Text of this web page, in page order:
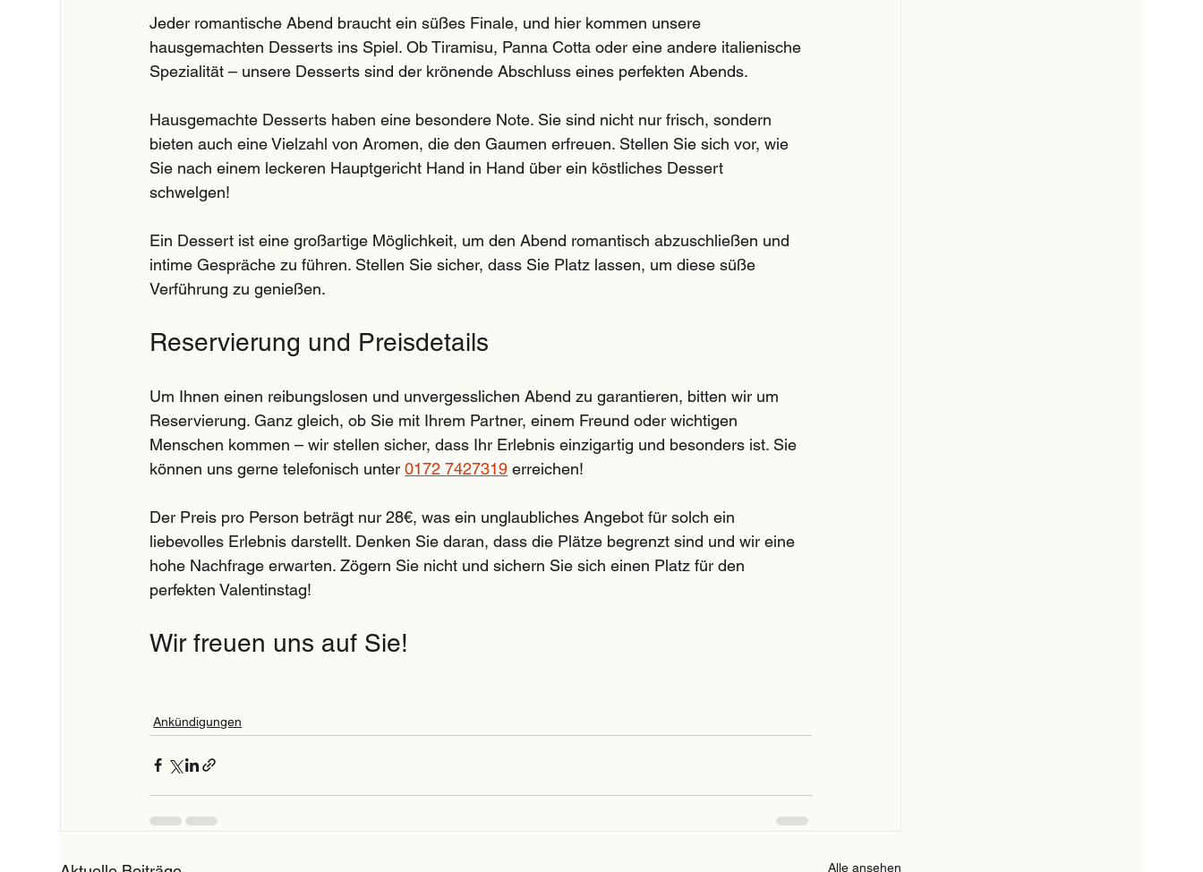
Jeder romantische Abend braucht ein süßes Finale, und hier kommen unsere
hausgemachten Desserts ins Spiel. Ob Tiramisu, Panna Cotta oder eine andere italienische
Spezialität – unsere Desserts sind der krönende Abschluss eines perfekten Abends.
Hausgemachte Desserts haben eine besondere Note. Sie sind nicht nur frisch, sondern
bieten auch eine Vielzahl von Aromen, die den Gaumen erfreuen. Stellen Sie sich vor, wie
Sie nach einem leckeren Hauptgericht Hand in Hand über ein köstliches Dessert
schwelgen!
Ein Dessert ist eine großartige Möglichkeit, um den Abend romantisch abzuschließen und
intime Gespräche zu führen. Stellen Sie sicher, dass Sie Platz lassen, um diese süße
Verführung zu genießen.
Reservierung und Preisdetails
Um Ihnen einen reibungslosen und unvergesslichen Abend zu garantieren, bitten wir um
Reservierung. Ganz gleich, ob Sie mit Ihrem Partner, einem Freund oder wichtigen
Menschen kommen – wir stellen sicher, dass Ihr Erlebnis einzigartig und besonders ist. Sie
können uns gerne telefonisch unter 0172 7427319 erreichen!
Der Preis pro Person beträgt nur 28€, was ein unglaubliches Angebot für solch ein
liebevolles Erlebnis darstellt. Denken Sie daran, dass die Plätze begrenzt sind und wir eine
hohe Nachfrage erwarten. Zögern Sie nicht und sichern Sie sich einen Platz für den
perfekten Valentinstag!
Wir freuen uns auf Sie!
Ankündigungen
Alle ansehen